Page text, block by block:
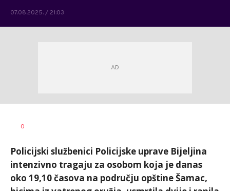
07.08.2025. / 21:03
AUTOR
0
Policijski službenici Policijske uprave Bijeljina
intenzivno tragaju za osobom koja je danas
oko 19,10 časova na području opštine Šamac,